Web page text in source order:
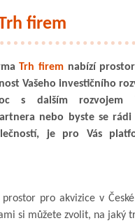
firem
Trh firem nabízí
Vašeho investičního
s dalším rozvojem
nebo byste se
je pro Vás
pro akvizice v
si můžete zvolit, na